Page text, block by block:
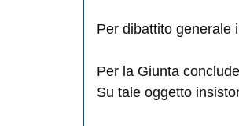
Per dibattito generale
Per la Giunta
Su tale oggetto